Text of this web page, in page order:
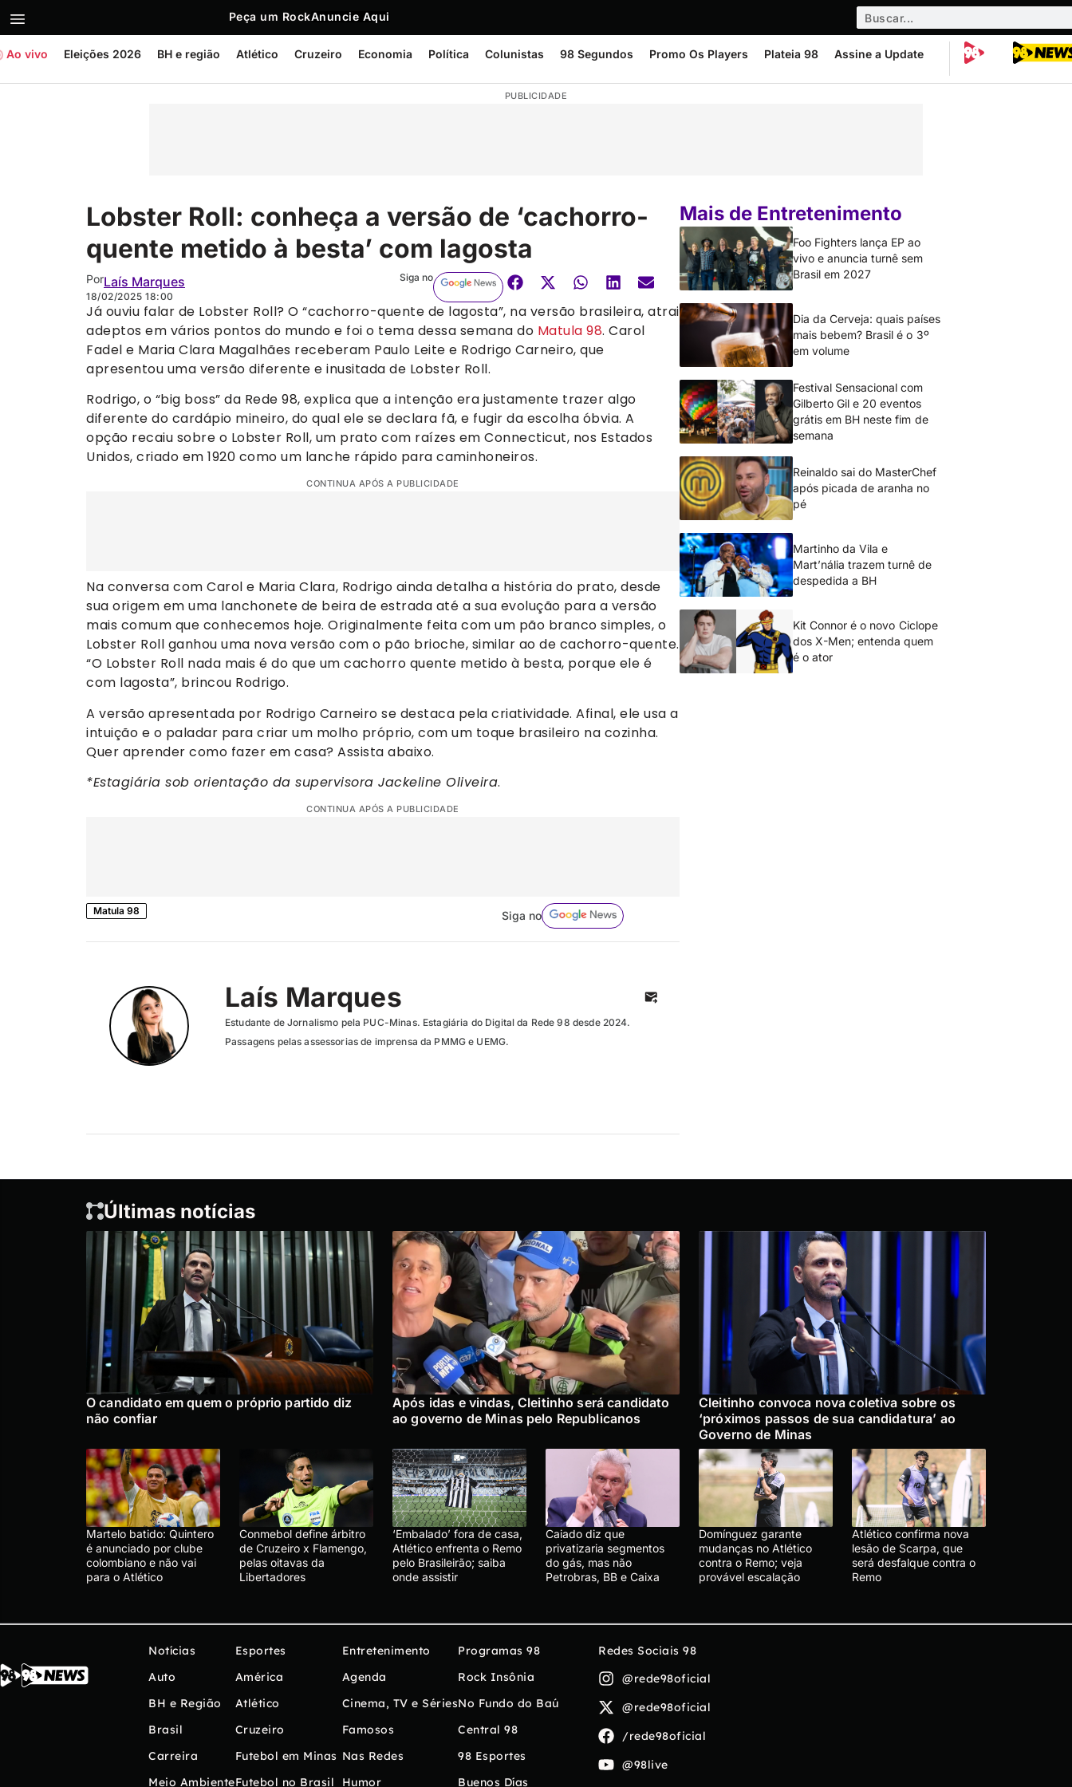
Peça um RockAnuncie Aqui
Ao vivo Eleições 2026 BH e região Atlético Cruzeiro Economia Política Colunistas 98 Segundos Promo Os Players Plateia 98 Assine a Update
PUBLICIDADE
Lobster Roll: conheça a versão de ‘cachorro-
quente metido à besta’ com lagosta
PorLaís Marques
18/02/2025 18:00
Siga no
Já ouviu falar de Lobster Roll? O “cachorro-quente de lagosta”, na versão brasileira, atrai
adeptos em vários pontos do mundo e foi o tema dessa semana do Matula 98. Carol
Fadel e Maria Clara Magalhães receberam Paulo Leite e Rodrigo Carneiro, que
apresentou uma versão diferente e inusitada de Lobster Roll.
Rodrigo, o “big boss” da Rede 98, explica que a intenção era justamente trazer algo
diferente do cardápio mineiro, do qual ele se declara fã, e fugir da escolha óbvia. A
opção recaiu sobre o Lobster Roll, um prato com raízes em Connecticut, nos Estados
Unidos, criado em 1920 como um lanche rápido para caminhoneiros.
CONTINUA APÓS A PUBLICIDADE
Na conversa com Carol e Maria Clara, Rodrigo ainda detalha a história do prato, desde
sua origem em uma lanchonete de beira de estrada até a sua evolução para a versão
mais comum que conhecemos hoje. Originalmente feita com um pão branco simples, o
Lobster Roll ganhou uma nova versão com o pão brioche, similar ao de cachorro-quente.
“O Lobster Roll nada mais é do que um cachorro quente metido à besta, porque ele é
com lagosta”, brincou Rodrigo.
A versão apresentada por Rodrigo Carneiro se destaca pela criatividade. Afinal, ele usa a
intuição e o paladar para criar um molho próprio, com um toque brasileiro na cozinha.
Quer aprender como fazer em casa? Assista abaixo.
*Estagiária sob orientação da supervisora Jackeline Oliveira.
CONTINUA APÓS A PUBLICIDADE
Matula 98 Siga no
Laís Marques
Estudante de Jornalismo pela PUC-Minas. Estagiária do Digital da Rede 98 desde 2024.
Passagens pelas assessorias de imprensa da PMMG e UEMG.
Mais de Entretenimento
Foo Fighters lança EP ao
vivo e anuncia turnê sem
Brasil em 2027
Dia da Cerveja: quais países
mais bebem? Brasil é o 3º
em volume
Festival Sensacional com
Gilberto Gil e 20 eventos
grátis em BH neste fim de
semana
Reinaldo sai do MasterChef
após picada de aranha no
pé
Martinho da Vila e
Mart’nália trazem turnê de
despedida a BH
Kit Connor é o novo Ciclope
dos X-Men; entenda quem
é o ator
Últimas notícias
O candidato em quem o próprio partido diz
não confiar
Após idas e vindas, Cleitinho será candidato
ao governo de Minas pelo Republicanos
Cleitinho convoca nova coletiva sobre os
‘próximos passos de sua candidatura’ ao
Governo de Minas
Martelo batido: Quintero
é anunciado por clube
colombiano e não vai
para o Atlético
Conmebol define árbitro
de Cruzeiro x Flamengo,
pelas oitavas da
Libertadores
‘Embalado’ fora de casa,
Atlético enfrenta o Remo
pelo Brasileirão; saiba
onde assistir
Caiado diz que
privatizaria segmentos
do gás, mas não
Petrobras, BB e Caixa
Domínguez garante
mudanças no Atlético
contra o Remo; veja
provável escalação
Atlético confirma nova
lesão de Scarpa, que
será desfalque contra o
Remo
Notícias
Auto
BH e Região
Brasil
Carreira
Meio Ambiente
Esportes
América
Atlético
Cruzeiro
Futebol em Minas
Futebol no Brasil
Entretenimento
Agenda
Cinema, TV e Séries
Famosos
Nas Redes
Humor
Programas 98
Rock Insônia
No Fundo do Baú
Central 98
98 Esportes
Buenos Días
Redes Sociais 98
@rede98oficial
@rede98oficial
/rede98oficial
@98live